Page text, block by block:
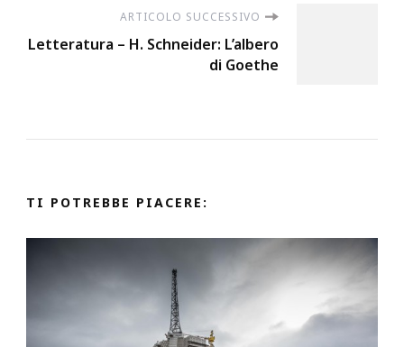
ARTICOLO SUCCESSIVO
Letteratura – H. Schneider: L’albero
di Goethe
TI POTREBBE PIACERE: